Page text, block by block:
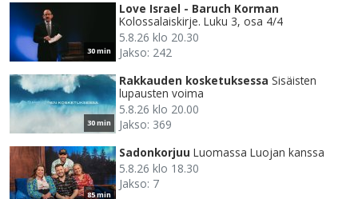
30 min
Love Israel - Baruch Korman
Kolossalaiskirje. Luku 3, osa 4/4
5.8.26 klo 20.30
Jakso: 242
30 min
Rakkauden kosketuksessa Sisäisten
lupausten voima
5.8.26 klo 20.00
Jakso: 369
85 min
Sadonkorjuu Luomassa Luojan kanssa
5.8.26 klo 18.30
Jakso: 7